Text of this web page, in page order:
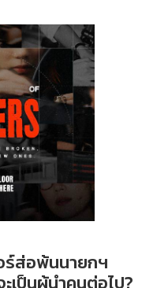
ร์ส่อพ้นนายกฯ